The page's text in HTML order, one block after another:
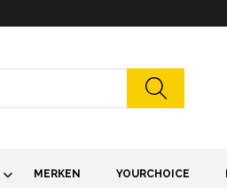
MERKEN YOURCHOICE